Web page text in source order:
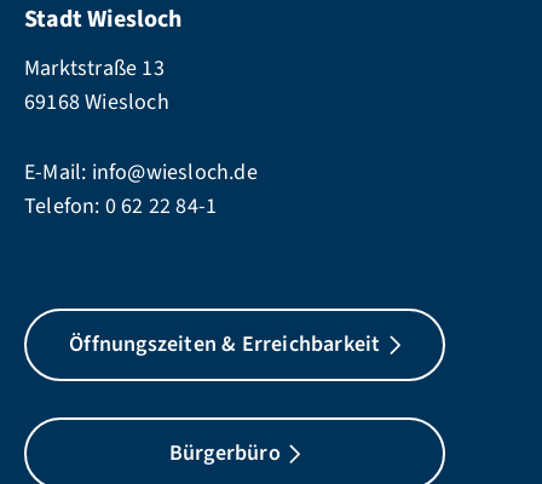
Stadt Wiesloch
Marktstraße 13
69168 Wiesloch
E-Mail: info@wiesloch.de
Telefon: 0 62 22 84-1
Öffnungszeiten & Erreichbarkeit
Bürgerbüro